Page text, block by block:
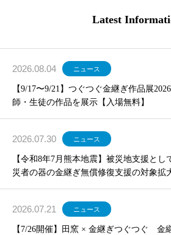
Latest
2026.08.04 ニュース
【9/17〜9/21】つぐつぐ金継ぎ作品展
師・生徒の作品を展示【入場無料】
2026.07.30 ニュース
【令和8年7月熊本地震】被災地支援と
災者の器の金継ぎ無償修復支援の対象拡
2026.07.21 ニュース
【7/26開催】田窯 × 金継ぎつぐつぐ 金